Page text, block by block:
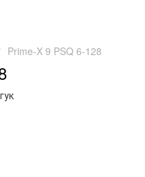
Prime-X 9 PSQ 6-128